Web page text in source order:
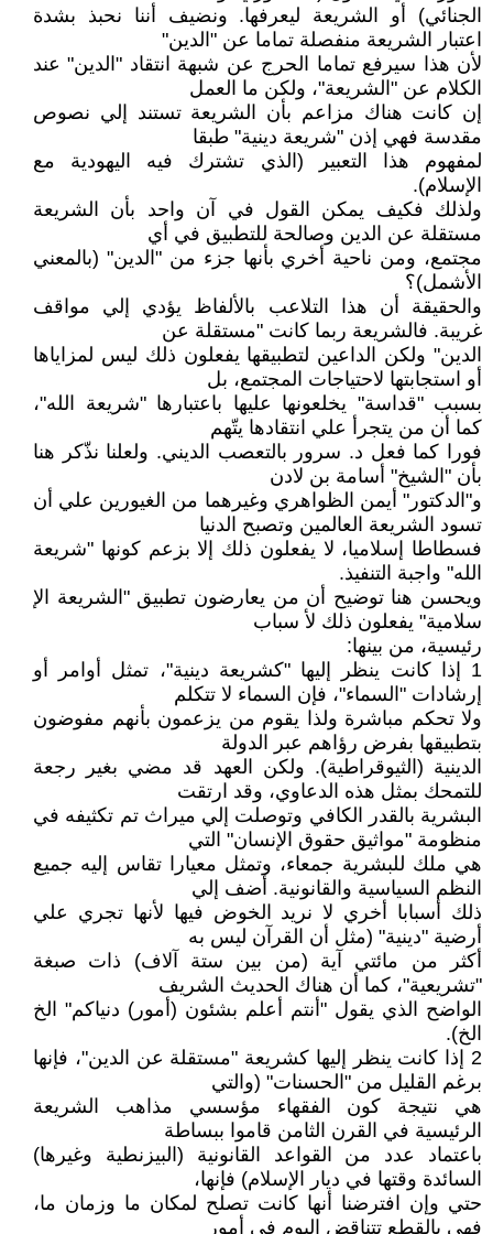
الجنائي) أو الشريعة ليعرفها. ونضيف أننا نحبذ بشدة
اعتبار الشريعة منفصلة تماما عن "الدين"
لأن هذا سيرفع تماما الحرج عن شبهة انتقاد "الدين" عند
الكلام عن "الشريعة"، ولكن ما العمل
إن كانت هناك مزاعم بأن الشريعة تستند إلي نصوص
مقدسة فهي إذن "شريعة دينية" طبقا
لمفهوم هذا التعبير (الذي تشترك فيه اليهودية مع
الإسلام).
ولذلك فكيف يمكن القول في آن واحد بأن الشريعة
مستقلة عن الدين وصالحة للتطبيق في أي
مجتمع، ومن ناحية أخري بأنها جزء من "الدين" (بالمعني
الأشمل)؟
والحقيقة أن هذا التلاعب بالألفاظ يؤدي إلي مواقف
غريبة. فالشريعة ربما كانت "مستقلة عن
الدين" ولكن الداعين لتطبيقها يفعلون ذلك ليس لمزاياها
أو استجابتها لاحتياجات المجتمع، بل
بسبب "قداسة" يخلعونها عليها باعتبارها "شريعة الله"،
كما أن من يتجرأ علي انتقادها يتّهم
فورا كما فعل د. سرور بالتعصب الديني. ولعلنا نذّكر هنا
بأن "الشيخ" أسامة بن لادن
و"الدكتور" أيمن الظواهري وغيرهما من الغيورين علي أن
تسود الشريعة العالمين وتصبح الدنيا
فسطاطا إسلاميا، لا يفعلون ذلك إلا بزعم كونها "شريعة
الله" واجبة التنفيذ.
ويحسن هنا توضيح أن من يعارضون تطبيق "الشريعة الإ
سلامية" يفعلون ذلك لأ سباب
رئيسية، من بينها:
1 إذا كانت ينظر إليها "كشريعة دينية"، تمثل أوامر أو
إرشادات "السماء"، فإن السماء لا تتكلم
ولا تحكم مباشرة ولذا يقوم من يزعمون بأنهم مفوضون
بتطبيقها بفرض رؤاهم عبر الدولة
الدينية (الثيوقراطية). ولكن العهد قد مضي بغير رجعة
للتمحك بمثل هذه الدعاوي، وقد ارتقت
البشرية بالقدر الكافي وتوصلت إلي ميراث تم تكثيفه في
منظومة "مواثيق حقوق الإنسان" التي
هي ملك للبشرية جمعاء، وتمثل معيارا تقاس إليه جميع
النظم السياسية والقانونية. أضف إلي
ذلك أسبابا أخري لا نريد الخوض فيها لأنها تجري علي
أرضية "دينية" (مثل أن القرآن ليس به
أكثر من مائتي آية (من بين ستة آلاف) ذات صبغة
"تشريعية"، كما أن هناك الحديث الشريف
الواضح الذي يقول "أنتم أعلم بشئون (أمور) دنياكم" الخ
الخ).
2 إذا كانت ينظر إليها كشريعة "مستقلة عن الدين"، فإنها
برغم القليل من "الحسنات" (والتي
هي نتيجة كون الفقهاء مؤسسي مذاهب الشريعة
الرئيسية في القرن الثامن قاموا ببساطة
باعتماد عدد من القواعد القانونية (البيزنطية وغيرها)
السائدة وقتها في ديار الإسلام) فإنها،
حتي وإن افترضنا أنها كانت تصلح لمكان ما وزمان ما،
فهي بالقطع تتناقض اليوم في أمور